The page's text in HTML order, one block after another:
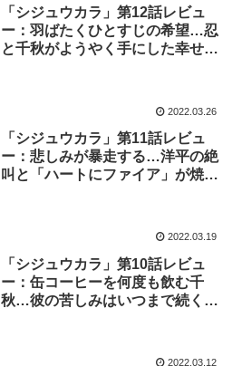
「シジュウカラ」第12話レビュ
ー：羽ばたくひとすじの希望…忍
と千秋がようやく手にした幸せ
2022.03.26
「シジュウカラ」第11話レビュ
ー：悲しみが暴走する…洋平の絶
叫と「ハートにファイア」が焼き
2022.03.19
「シジュウカラ」第10話レビュ
ー：缶コーヒーを何度も飲む千
秋…彼の苦しみはいつまで続くの
2022.03.12